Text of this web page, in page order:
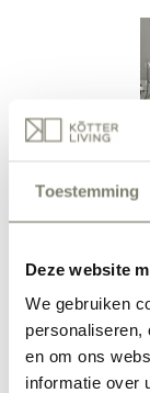
Toestemming
Deze website
We gebruiken
personaliseren,
en om ons
informatie over